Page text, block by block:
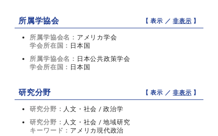
所属学協会 【 表示 ／非表示 】
所属学協会名： アメリカ学会
学会所在国： 日本国
所属学協会名： 日本公共政策学会
学会所在国： 日本国
研究分野 【 表示 ／非表示 】
研究分野： 人文・社会 / 政治学
研究分野： 人文・社会 / 地域研究
キーワード： アメリカ現代政治